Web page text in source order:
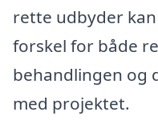
rette udbyder
forskel for både
behandlingen og
med projektet.